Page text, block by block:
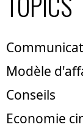
Modèle
Conseils
Economie